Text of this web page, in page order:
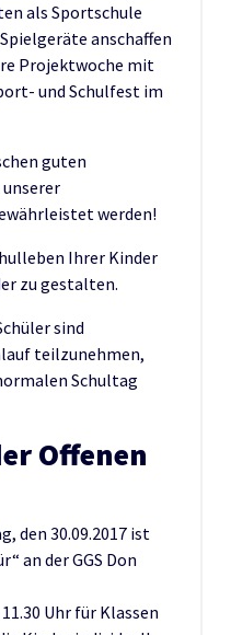
als Sportschule
anschaffen
Projektwoche mit
und Schulfest im
guten
werden!
Ihrer Kinder
zu gestalten.
sind
teilzunehmen,
Schultag
Offenen
den 30.09.2017 ist
an der GGS Don
Uhr für Klassen